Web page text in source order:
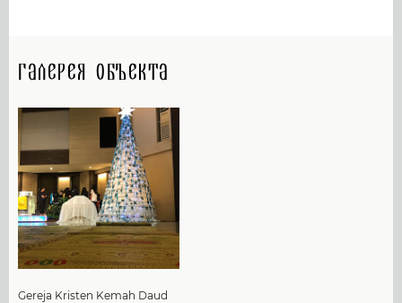
Галерея объекта
Gereja Kristen Kemah Daud